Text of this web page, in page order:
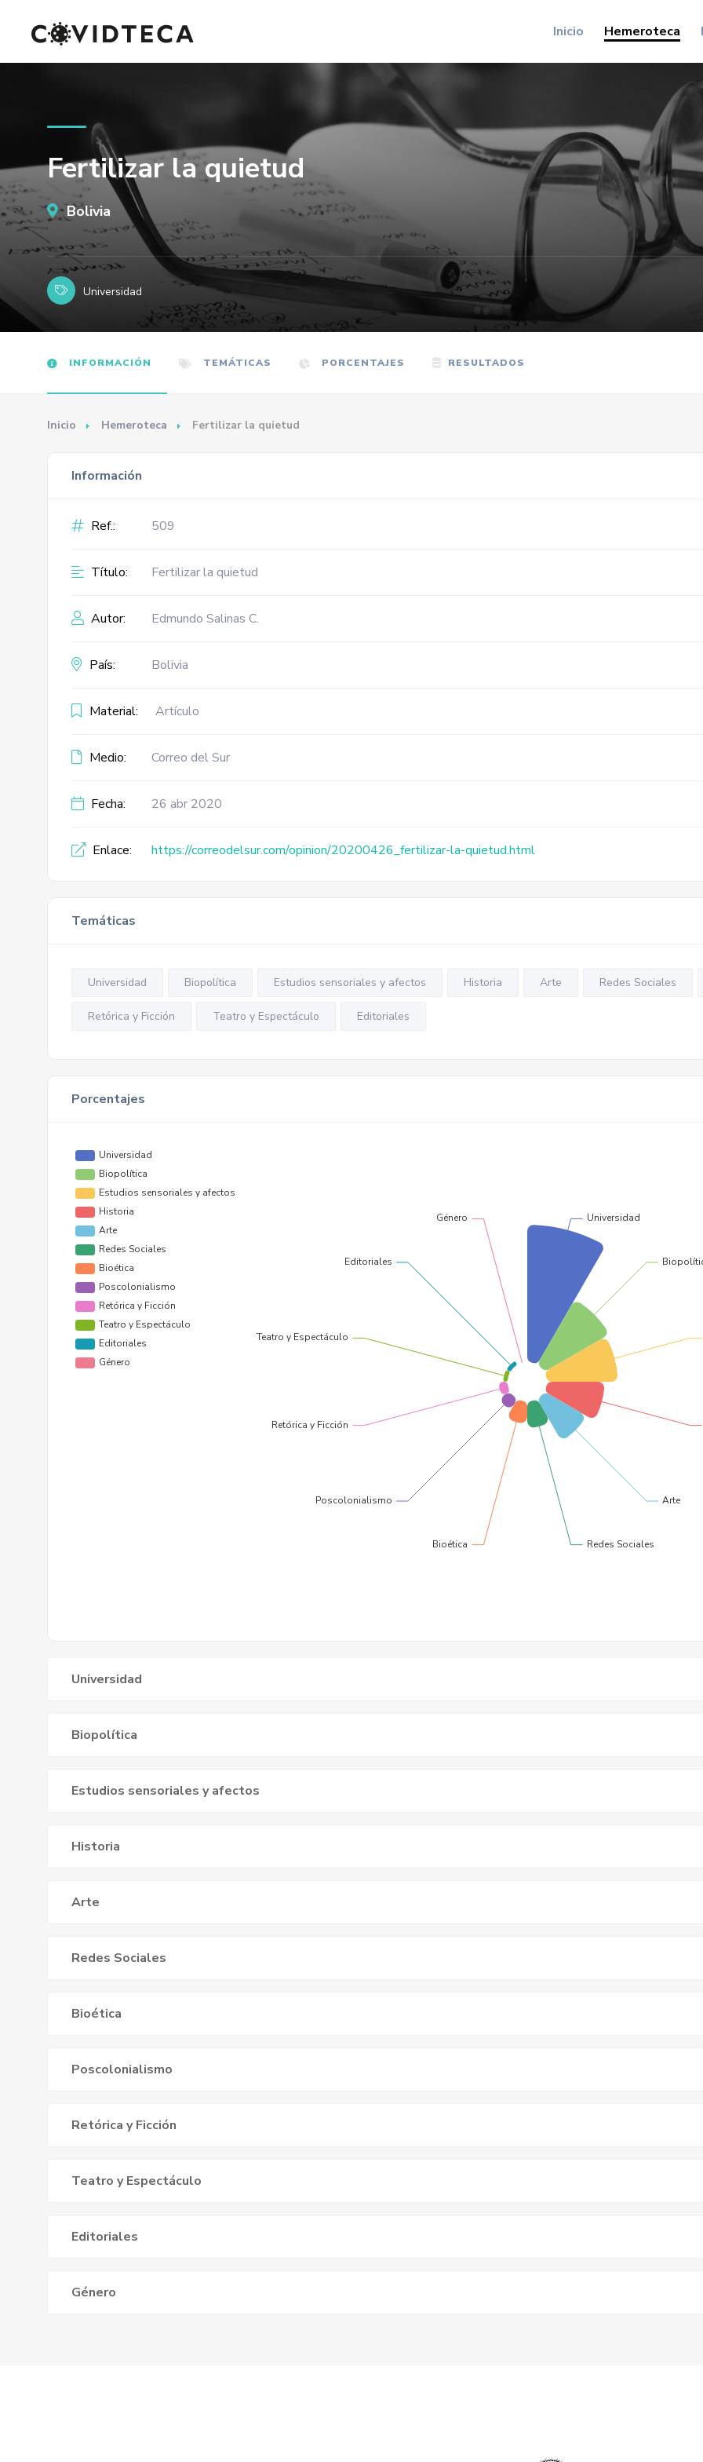
Inicio Hemeroteca
Fertilizar la quietud
Bolivia
Universidad
INFORMACIÓN TEMÁTICAS PORCENTAJES RESULTADOS
Inicio Hemeroteca Fertilizar la quietud
Información
Ref.: 509
Título: Fertilizar la quietud
Autor: Edmundo Salinas C.
País: Bolivia
Material: Artículo
Medio: Correo del Sur
Fecha: 26 abr 2020
Enlace: https://correodelsur.com/opinion/20200426_fertilizar-la-quietud.html
Temáticas
Universidad Biopolítica Estudios sensoriales y afectos Historia Arte Redes Sociales
Retórica y Ficción Teatro y Espectáculo Editoriales
Porcentajes
Universidad
Biopolítica
Estudios sensoriales y afectos
Historia
Arte
Redes Sociales
Bioética
Poscolonialismo
Retórica y Ficción
Teatro y Espectáculo
Editoriales
Género